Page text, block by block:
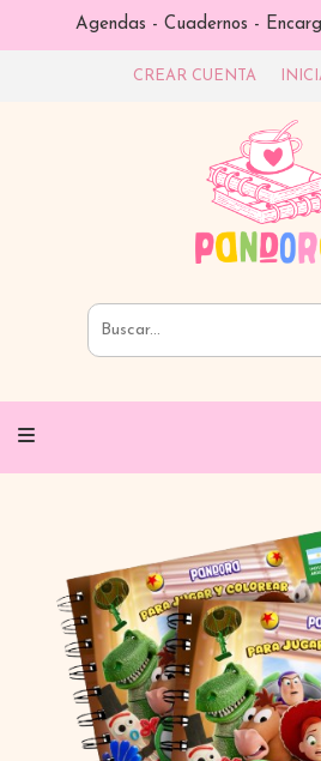
Agendas - Cuadernos -
CREAR CUENTA